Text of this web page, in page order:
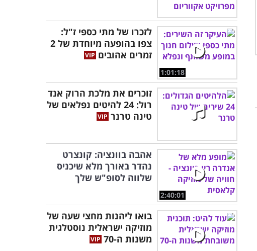
1:01:18
לזכרו של מתי כספי ז"ל:
צפו בהופעה מיוחדת של 2
זמרים אהובים
זוכרים את מלכת הרוק אנד
רול: 24 להיטים נפלאים של
טינה טרנר
2:40:01
אהבה בוונציה: קונצרט
נהדר באורך מלא שיכניס
שלווה לסופ"ש שלך
בואו ליהנות מחצי שעה של
מוזיקה ישראלית נוסטלגית
משנות ה-70